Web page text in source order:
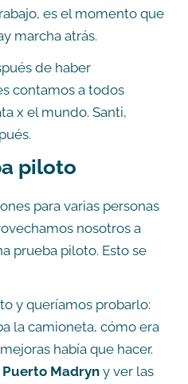
es el momento que
marcha atrás.
de haber
contamos a todos
x el mundo. Santi,
piloto
para varias personas
nosotros a
prueba piloto. Esto se
y queríamos probarlo:
la camioneta, cómo era
había que hacer.
Puerto Madryn y ver las